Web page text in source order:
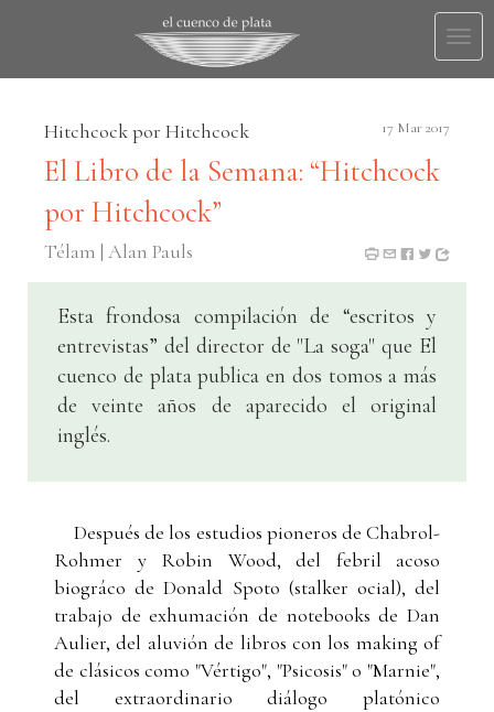
Hitchcock por Hitchcock 17 Mar 2017
El Libro de la Semana: “Hitchcock
por Hitchcock”
Télam | Alan Pauls
Esta frondosa compilación de “escritos y
entrevistas” del director de "La soga" que El
cuenco de plata publica en dos tomos a más
de veinte años de aparecido el original
inglés.
Después de los estudios pioneros de Chabrol-
Rohmer y Robin Wood, del febril acoso
biográco de Donald Spoto (stalker ocial), del
trabajo de exhumación de notebooks de Dan
Aulier, del aluvión de libros con los making of
de clásicos como "Vértigo", "Psicosis" o "Marnie",
del extraordinario diálogo platónico